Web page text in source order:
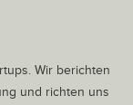
Wir berichten
und richten uns